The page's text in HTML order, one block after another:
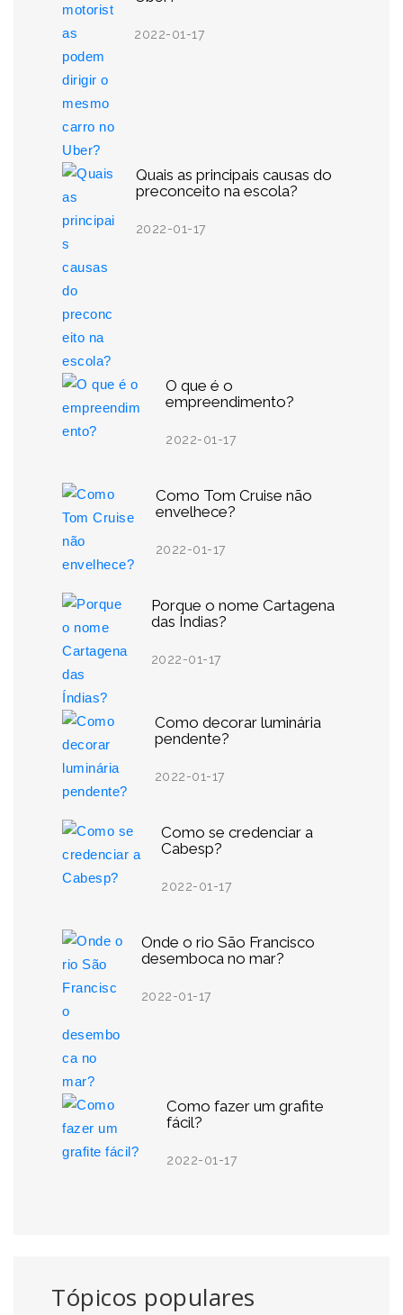
2022-01-17
Quais as principais causas do
preconceito na escola?
2022-01-17
O que é o
empreendimento?
2022-01-17
Como Tom Cruise não
envelhece?
2022-01-17
Porque o nome Cartagena
das Índias?
2022-01-17
Como decorar luminária
pendente?
2022-01-17
Como se credenciar a
Cabesp?
2022-01-17
Onde o rio São Francisco
desemboca no mar?
2022-01-17
Como fazer um grafite
fácil?
2022-01-17
Tópicos populares